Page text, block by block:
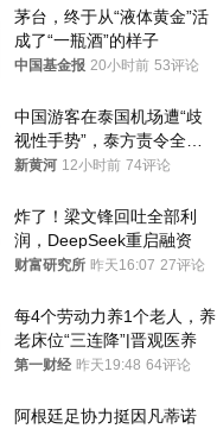
茅台，终于从“液体黄金”活
成了“一瓶酒”的样子
中国基金报 20小时前 53评论
中国游客在泰国机场遭“歧
视性手势”，泰方责令全面
调查，对责任人采取最严厉
新黄河 12小时前 74评论
炸了！梁文锋回吐全部利
润，DeepSeek重启融资
财富研究所 昨天16:07 27评论
每4个劳动力养1个老人，养
老床位“三连降”|晋观医养
第一财经 昨天19:48 64评论
阿根廷足协力挺因凡蒂诺